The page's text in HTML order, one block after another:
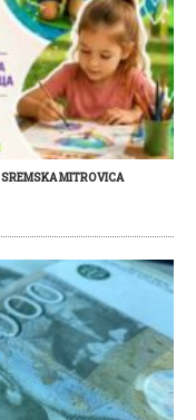
SREMSKA MITROVICA